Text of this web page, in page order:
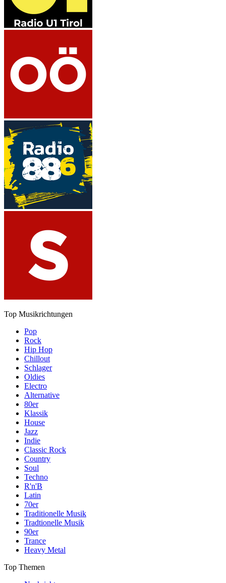
Top Musikrichtungen
Pop
Rock
Hip Hop
Chillout
Schlager
Oldies
Electro
Alternative
80er
Klassik
House
Jazz
Indie
Classic Rock
Country
Soul
Techno
R'n'B
Latin
70er
Traditionelle Musik
Tradtionelle Musik
90er
Trance
Heavy Metal
Top Themen